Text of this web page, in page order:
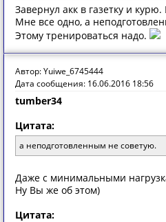
Завернул акк в газетку и
Мне все одно, а
Этому тренироваться надо.
Автор: Yuiwe_6745444
Дата сообщения: 16.06.2016 18:56
tumber34
Цитата:
а неподготовленным не советую.
Даже с минимальными
Ну Вы же об этом)
Цитата: